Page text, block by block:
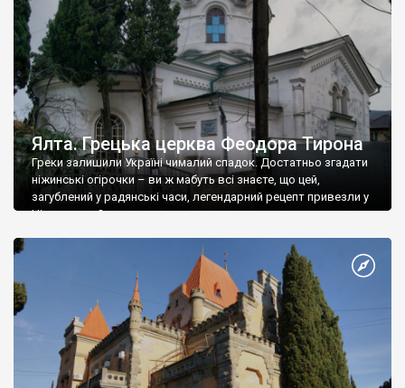
Ялта. Грецька церква Феодора Тирона
Греки залишили Україні чималий спадок. Достатньо згадати
ніжинські огірочки – ви ж мабуть всі знаєте, що цей,
загублений у радянські часи, легендарний рецепт привезли у
Ніжин греки?